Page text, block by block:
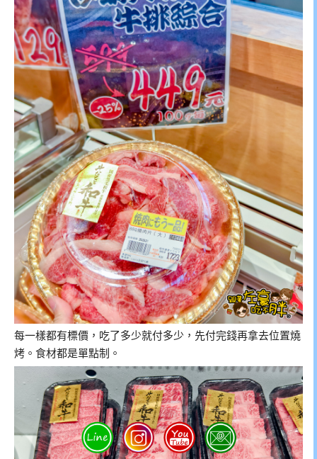
每一樣都有標價，吃了多少就付多少，先付完錢再拿去位置燒
烤。食材都是單點制。